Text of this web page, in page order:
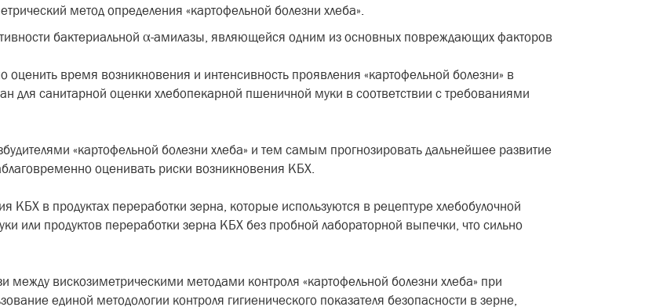
метод определения «картофельной болезни хлеба».
бактериальной α-амилазы, являющейся одним из основных повреждающих факторов
время возникновения и интенсивность проявления «картофельной болезни» в
для санитарной оценки хлебопекарной пшеничной муки в соответствии с требованиями
«картофельной болезни хлеба» и тем самым прогнозировать дальнейшее развитие
оценивать риски возникновения КБХ.
КБХ в продуктах переработки зерна, которые используются в рецептуре хлебобулочной
или продуктов переработки зерна КБХ без пробной лабораторной выпечки, что сильно
вискозиметрическими методами контроля «картофельной болезни хлеба» при
единой методологии контроля гигиенического показателя безопасности в зерне,